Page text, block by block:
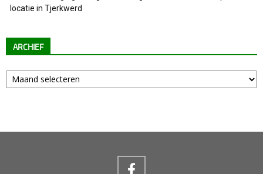
locatie in Tjerkwerd
ARCHIEF
Archief